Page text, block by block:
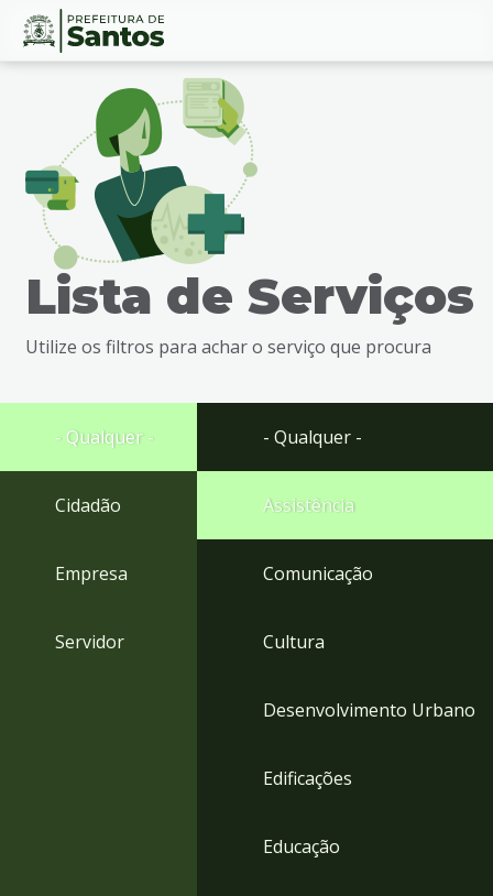
Ir
busca
Ir
rodapé
Conteúdo
Lista de Serviços
Utilize os filtros para achar o serviço que procura
- Qualquer -
Cidadão
Empresa
Servidor
- Qualquer -
Assistência
Comunicação
Cultura
Desenvolvimento Urbano
Edificações
Educação